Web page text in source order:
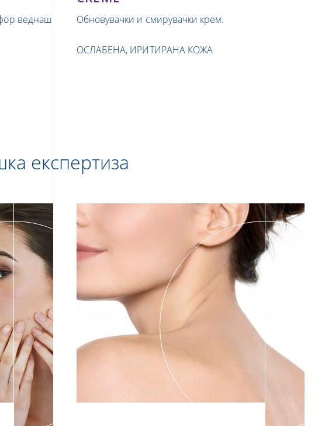
веднаш
Обновувачки и смирувачки крем.
ОСЛАБЕНА, ИРИТИРАНА КОЖА
експертиза